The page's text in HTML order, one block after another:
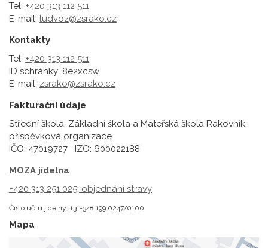
Tel: +420 313 112 511
E-mail: ludvoz@zsrako.cz
Kontakty
Tel: +420 313 112 511
ID schránky: 8e2xcsw
E-mail: zsrako@zsrako.cz
Fakturační údaje
Střední škola, Základní škola a Mateřská škola Rakovník,
příspěvková organizace
IČO: 47019727 IZO: 600022188
MOZA jídelna
+420 313 251 025; objednání stravy
Číslo účtu jídelny: 131-348 199 0247/0100
Mapa